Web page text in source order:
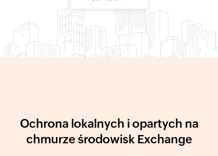
Ochrona lokalnych i opartych na
chmurze środowisk Exchange